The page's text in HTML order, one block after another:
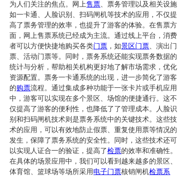
应用方案
产品中心
工程案例
关于君联
为人们关注的焦点。网上售票、票务管理以及相关设施
如一卡通、人脸识别、扫码闸机等技术的应用，不仅提
高了票务管理的效率，也提升了游客的体验。在售票方
面，网上售票系统已经成为主流。通过线上平台，消费
者可以方便快捷地购买各类门票 ，如景区门票、演出门
票、活动门票等。同时，票务系统还能实现票务数据的
统计与分析，帮助相关机构更好地了解市场需求，优化
资源配置。票务一卡通系统的出现，进一步简化了游客
的购票流程。通过集成多种功能于一张卡片或手机应用
中，游客可以实现在多个景区、场馆的便捷通行。这不
仅提高了游客的便利性，也降低了了管理成本。人脸识
别和扫码闸机技术则是票务系统中的关键技术。这些技
术的应用，可以有效地防止假票、重复使用票等情况的
发生，保障了票务系统的安全性。同时，这些技术还可
以实现人证合一的验证，提高了检票的效率和准确性。
在具体的场景应用中，我们可以看到越来越多的景区、
体育馆、篮球场等场所采用 电子门票核销闸机检票系